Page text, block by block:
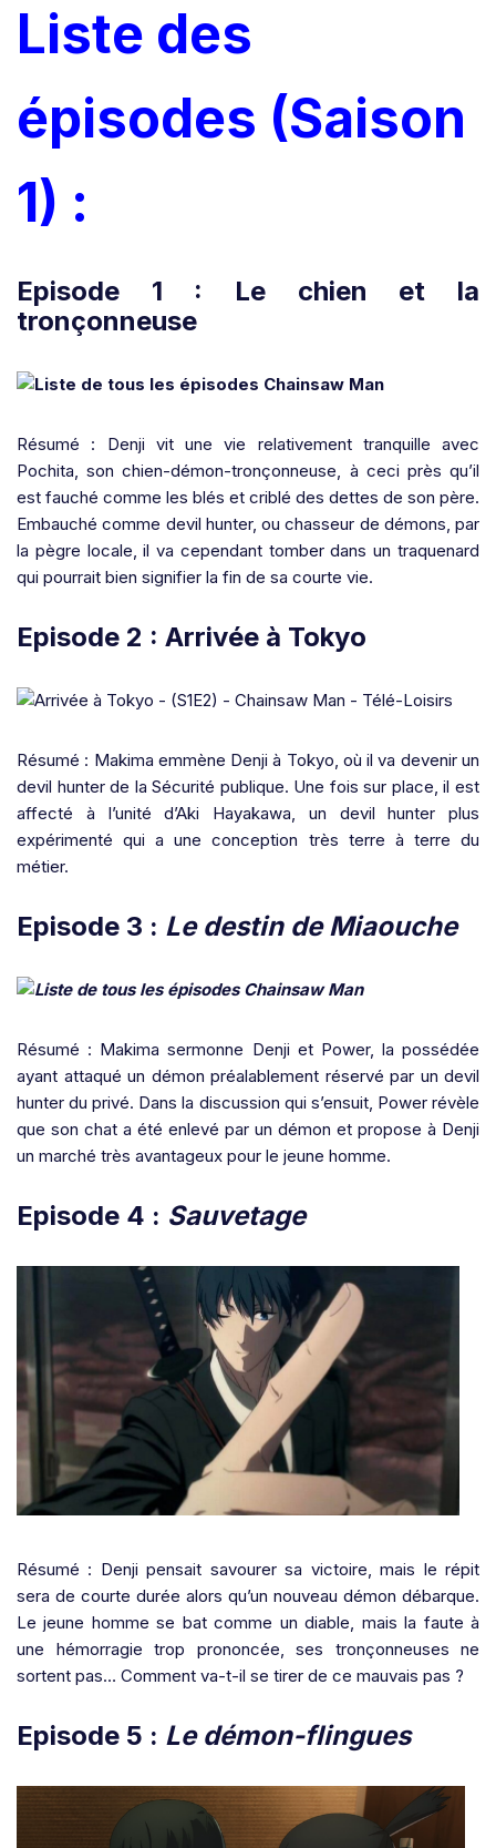
Liste des
épisodes (Saison
1) :
Episode 1 : Le chien et la
tronçonneuse
Résumé : Denji vit une vie relativement tranquille avec
Pochita, son chien-démon-tronçonneuse, à ceci près qu’il
est fauché comme les blés et criblé des dettes de son père.
Embauché comme devil hunter, ou chasseur de démons, par
la pègre locale, il va cependant tomber dans un traquenard
qui pourrait bien signifier la fin de sa courte vie.
Episode 2 : Arrivée à Tokyo
Résumé : Makima emmène Denji à Tokyo, où il va devenir un
devil hunter de la Sécurité publique. Une fois sur place, il est
affecté à l’unité d’Aki Hayakawa, un devil hunter plus
expérimenté qui a une conception très terre à terre du
métier.
Episode 3 : Le destin de Miaouche
Résumé : Makima sermonne Denji et Power, la possédée
ayant attaqué un démon préalablement réservé par un devil
hunter du privé. Dans la discussion qui s’ensuit, Power révèle
que son chat a été enlevé par un démon et propose à Denji
un marché très avantageux pour le jeune homme.
Episode 4 : Sauvetage
Résumé : Denji pensait savourer sa victoire, mais le répit
sera de courte durée alors qu’un nouveau démon débarque.
Le jeune homme se bat comme un diable, mais la faute à
une hémorragie trop prononcée, ses tronçonneuses ne
sortent pas… Comment va-t-il se tirer de ce mauvais pas ?
Episode 5 : Le démon-flingues